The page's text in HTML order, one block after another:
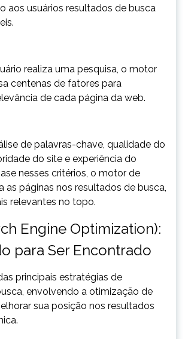
aos usuários resultados de busca
realiza uma pesquisa, o motor
centenas de fatores para
de cada página da web.
de palavras-chave, qualidade do
do site e experiência do
nesses critérios, o motor de
as páginas nos resultados de busca,
relevantes no topo.
Engine Optimization):
para Ser Encontrado
principais estratégias de
envolvendo a otimização de
sua posição nos resultados